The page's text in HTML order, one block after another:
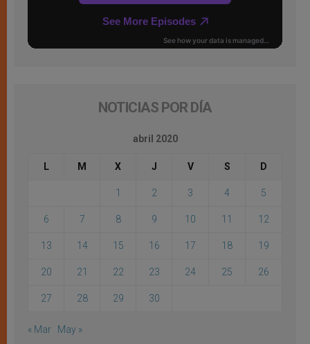
NOTICIAS POR DÍA
abril 2020
L M X J V S D
1 2 3 4 5
6 7 8 9 10 11 12
13 14 15 16 17 18 19
20 21 22 23 24 25 26
27 28 29 30
« Mar May »